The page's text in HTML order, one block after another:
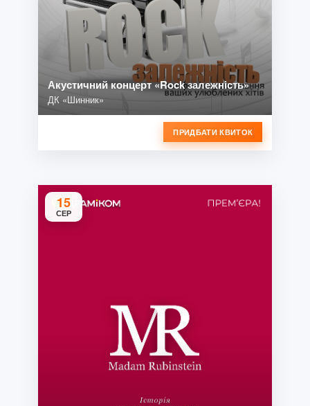
Акустичний концерт «Rock залежність»
ДК «Шинник»
ПРИДБАТИ КВИТОК
15
СЕР